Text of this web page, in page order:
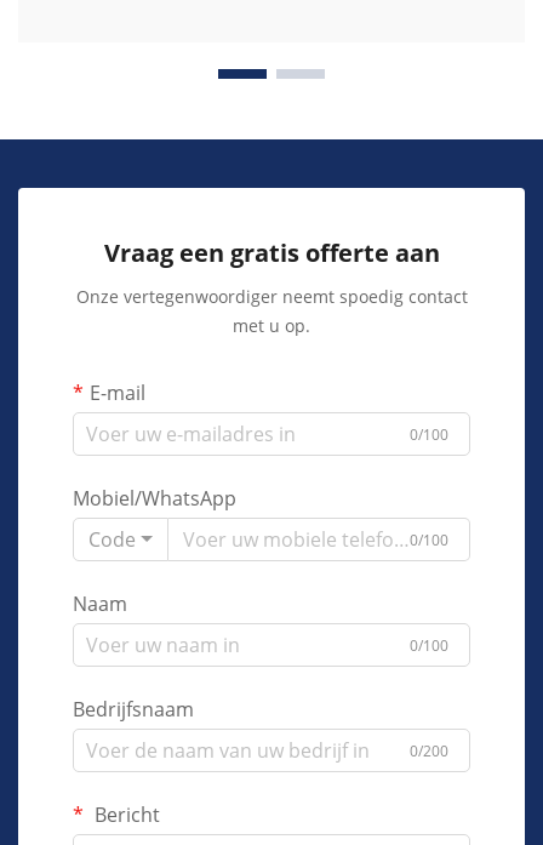
Vraag een gratis offerte aan
Onze vertegenwoordiger neemt spoedig contact
met u op.
E-mail
0/100
Mobiel/WhatsApp
Code
0/100
Naam
0/100
Bedrijfsnaam
0/200
Bericht